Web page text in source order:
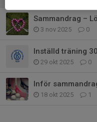
Sammandrag –
3 nov 2025 0
Inställd träning
29 okt 2025 0
Inför
18 okt 2025 1